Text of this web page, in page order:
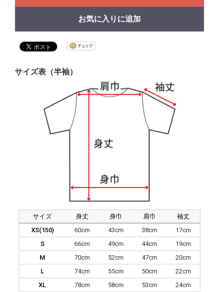
お気に入りに追加
サイズ表（半袖）
サイズ 身丈 身巾 肩巾
袖丈
XS(150)
60cm 43cm 38cm
17cm
S
66cm 49cm 44cm
19cm
M
70cm 52cm 47cm
20cm
L
74cm 55cm 50cm
22cm
XL
78cm 58cm 53cm 24cm